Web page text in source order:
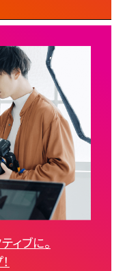
ィブに。